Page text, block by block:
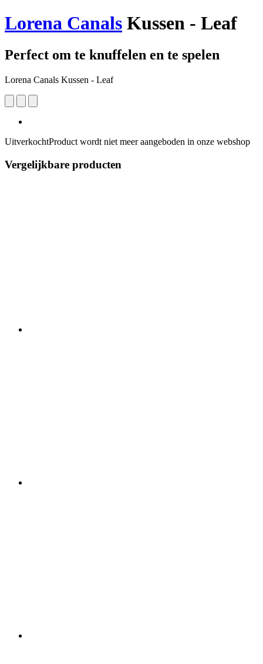
Lorena Canals Kussen - Leaf
Perfect om te knuffelen en te spelen
Lorena Canals Kussen - Leaf
UitverkochtProduct wordt niet meer aangeboden in onze webshop
Vergelijkbare producten